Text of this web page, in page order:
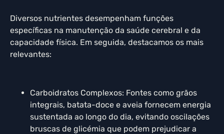
Diversos nutrientes desempenham funções
específicas na manutenção da saúde cerebral e da
capacidade física. Em seguida, destacamos os mais
relevantes:
Carboidratos Complexos: Fontes como grãos
integrais, batata-doce e aveia fornecem energia
sustentada ao longo do dia, evitando oscilações
bruscas de glicémia que podem prejudicar a